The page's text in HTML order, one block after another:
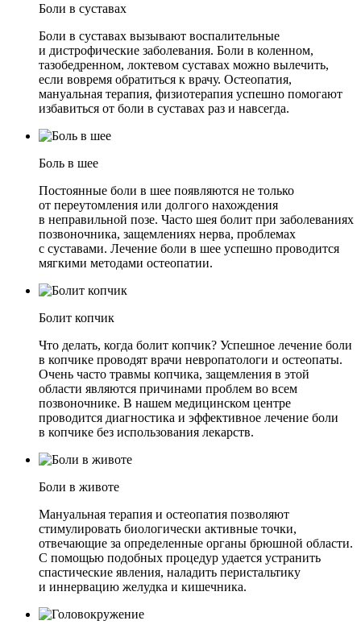
Боли в суставах
Боли в суставах вызывают воспалительные
и дистрофические заболевания. Боли в коленном,
тазобедренном, локтевом суставах можно вылечить,
если вовремя обратиться к врачу. Остеопатия,
мануальная терапия, физиотерапия успешно помогают
избавиться от боли в суставах раз и навсегда.
Боль в шее
Постоянные боли в шее появляются не только
от переутомления или долгого нахождения
в неправильной позе. Часто шея болит при заболеваниях
позвоночника, защемлениях нерва, проблемах
с суставами. Лечение боли в шее успешно проводится
мягкими методами остеопатии.
Болит копчик
Что делать, когда болит копчик? Успешное лечение боли
в копчике проводят врачи невропатологи и остеопаты.
Очень часто травмы копчика, защемления в этой
области являются причинами проблем во всем
позвоночнике. В нашем медицинском центре
проводится диагностика и эффективное лечение боли
в копчике без использования лекарств.
Боли в животе
Мануальная терапия и остеопатия позволяют
стимулировать биологически активные точки,
отвечающие за определенные органы брюшной области.
С помощью подобных процедур удается устранить
спастические явления, наладить перистальтику
и иннервацию желудка и кишечника.